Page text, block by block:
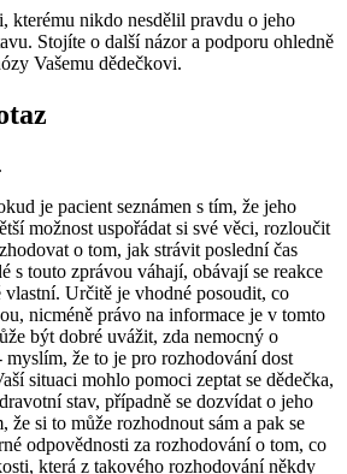
kterému nikdo nesdělil pravdu o jeho
Stojíte o další názor a podporu ohledně
Vašemu dědečkovi.
je pacient seznámen s tím, že jeho
možnost uspořádat si své věci, rozloučit
o tom, jak strávit poslední čas
s touto zprávou váhají, obávají se reakce
vlastní. Určitě je vhodné posoudit, co
nicméně právo na informace je v tomto
být dobré uvážit, zda nemocný o
že to je pro rozhodování dost
situaci mohlo pomoci zeptat se dědečka,
stav, případně se dozvídat o jeho
že si to může rozhodnout sám a pak se
odpovědnosti za rozhodování o tom, co
která z takového rozhodování někdy